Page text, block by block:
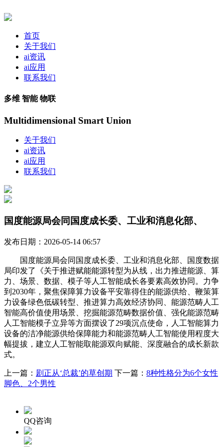
首页
关于我们
ai资讯
ai应用
联系我们
多维 智能 物联
Multidimensional Smart Union
关于我们
ai资讯
ai应用
联系我们
国度能源局会同国度成长委、工业和消息化部、
发布日期：2026-05-14 06:57
国度能源局会同国度成长委、工业和消息化部、国度数据
局印发了《关于推进赋能能源转型为从线，出力推进能源、算
力、场景、数据、模子等人工智能成长各要素高效协同。力争
到2030年，聚焦保障算力设备平安靠得住的能源供给、鞭策算
力设备绿色低碳转型、推进算力高效经济协同、能源范畴人工
智能高价值使用场景、挖掘能源范畴数据价值、强化能源范畴
人工智能模子立异等方面摆设了29项沉点使命，人工智能算力
设备的洁净能源供给保障能力和能源范畴人工智能使用程度大
幅提拔，建立人工智能取能源双向赋能、深度融合的成长新款
式。
上一篇： 剧正从‘总裁’的草创期 下一篇： 8种性格分为6个女性
脚色、2个男性
QQ咨询